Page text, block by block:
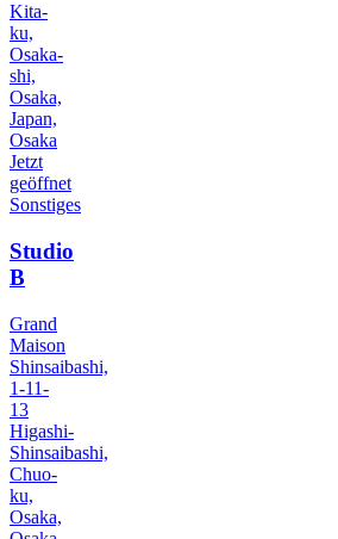
Kita-
ku,
Osaka-
shi,
Osaka,
Japan,
Osaka
Jetzt
geöffnet
Sonstiges
Studio
B
Grand
Maison
Shinsaibashi,
1-11-
13
Higashi-
Shinsaibashi,
Chuo-
ku,
Osaka,